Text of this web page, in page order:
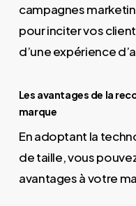
campagnes
pour inciter vos
d’une expérience
Les avantages de la
marque
En adoptant la
de taille, vous
avantages à votre